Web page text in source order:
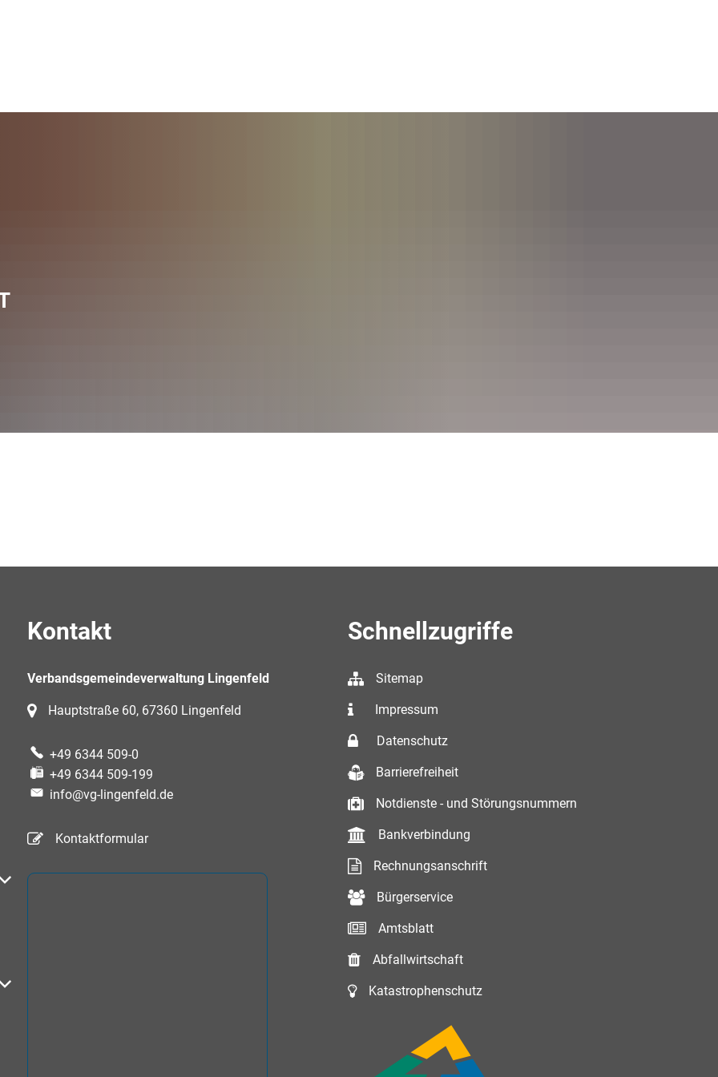
Kontakt
Verbandsgemeindeverwaltung Lingenfeld
Hauptstraße 60, 67360 Lingenfeld
+49 6344 509-0
+49 6344 509-199
info@vg-lingenfeld.de
Kontaktformular
Schnellzugriffe
Sitemap
Impressum
Datenschutz
Barrierefreiheit
Notdienste - und Störungsnummern
Bankverbindung
Rechnungsanschrift
Bürgerservice
Amtsblatt
Abfallwirtschaft
Katastrophenschutz